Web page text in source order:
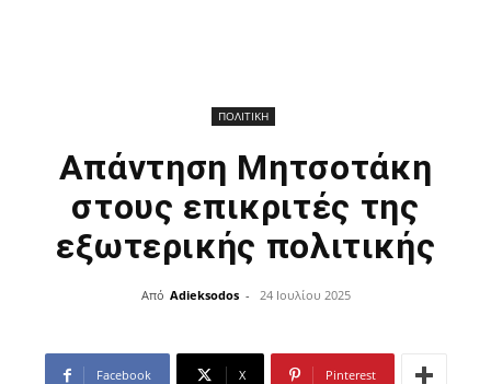
ΠΟΛΙΤΙΚΗ
Απάντηση Μητσοτάκη
στους επικριτές της
εξωτερικής πολιτικής
Από Adieksodos - 24 Ιουλίου 2025
Facebook X Pinterest